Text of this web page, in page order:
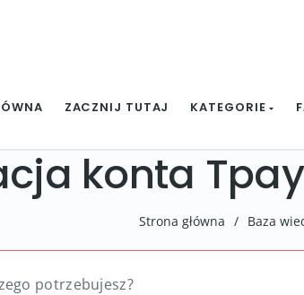
ZACZNIJ TUTAJ KATEGORIE
konta Tpay
Strona główna / Baza